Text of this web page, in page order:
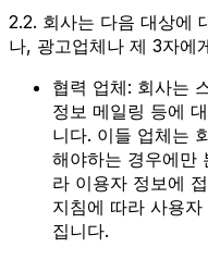
2.2. 회사는 다음 대상에
나, 광고업체나 제 3자에
협력 업체: 회사는
정보 메일링 등에
니다. 이들 업체는
해야하는 경우에만
라 이용자 정보에
지침에 따라 사용
집니다.